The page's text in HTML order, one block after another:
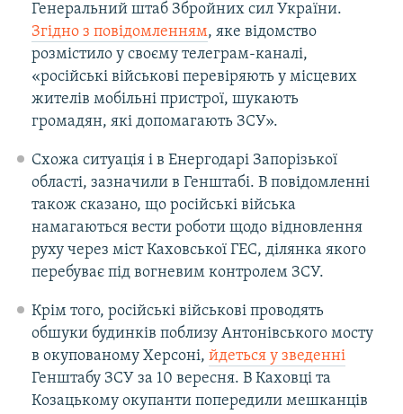
Генеральний штаб Збройних сил України.
Згідно з повідомленням, яке відомство
розмістило у своєму телеграм-каналі,
«російські військові перевіряють у місцевих
жителів мобільні пристрої, шукають
громадян, які допомагають ЗСУ».
Схожа ситуація і в Енергодарі Запорізької
області, зазначили в Генштабі. В повідомленні
також сказано, що російські війська
намагаються вести роботи щодо відновлення
руху через міст Каховської ГЕС, ділянка якого
перебуває під вогневим контролем ЗСУ.
Крім того, російські військові проводять
обшуки будинків поблизу Антонівського мосту
в окупованому Херсоні, йдеться у зведенні
Генштабу ЗСУ за 10 вересня. В Каховці та
Козацькому окупанти попередили мешканців